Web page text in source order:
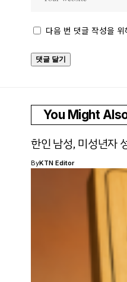
다음 번 댓글 작성을
You Might
한인 남성, 미성년자
ByKTN Editor